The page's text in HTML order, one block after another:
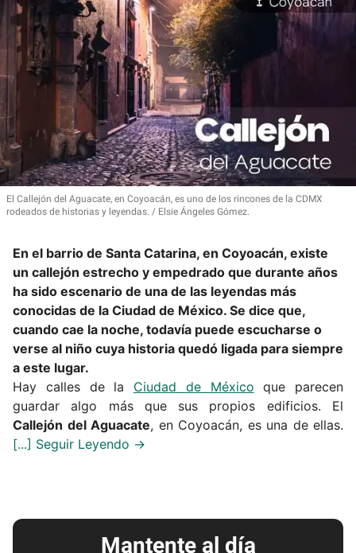
El Callejón del Aguacate, en Coyoacán, es uno de los rincones de la CDMX
rodeados de historias y leyendas.
Elsie Ángeles Gómez.
En el barrio de Santa Catarina, en Coyoacán, existe
un callejón estrecho y empedrado que durante años
ha sido escenario de una de las leyendas más
conocidas de la Ciudad de México. Se dice que,
cuando cae la noche, todavía puede escucharse o
verse al niño cuya historia quedó ligada para siempre
a este lugar.
Hay calles de la Ciudad de México que parecen
guardar algo más que sus propios edificios. El
Callejón del Aguacate, en Coyoacán, es una de ellas.
Mantente al día